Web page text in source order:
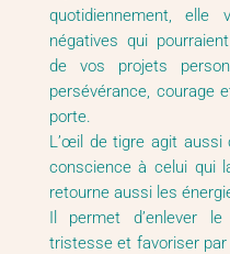
quotidiennement, elle
négatives qui
de vos projets
persévérance, courage
porte.
L’œil de tigre agit aussi
conscience à celui qui
retourne aussi les
Il permet d’enlever
tristesse et favoriser par